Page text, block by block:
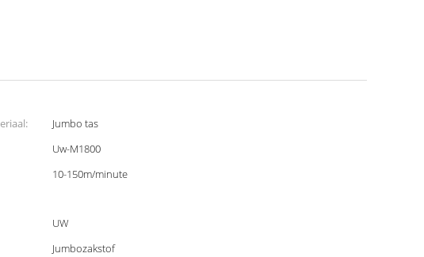
Jumbo tas
Uw-M1800
10-150m/minute
UW
Jumbozakstof